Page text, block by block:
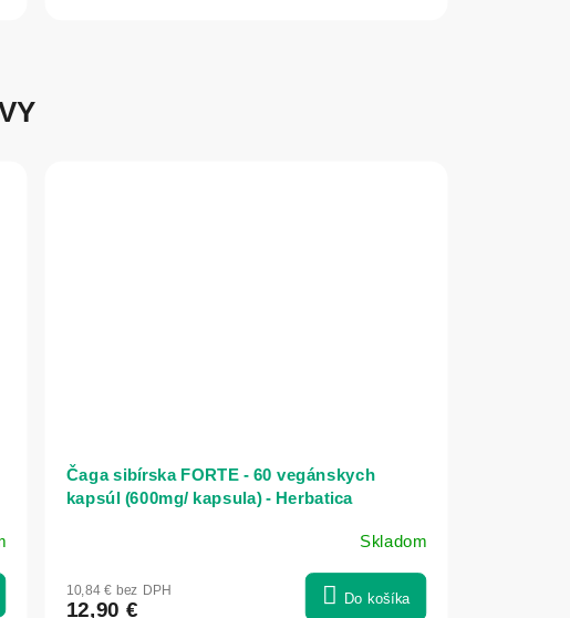
Čaga sibírska FORTE - 60 vegánskych
kapsúl (600mg/ kapsula) - Herbatica
produktu
Skladom
10,84 € bez DPH
12,90 €
Do košíka